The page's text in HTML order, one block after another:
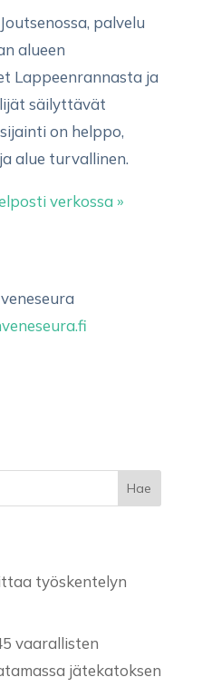
palvelu
alueen
Lappeenrannasta ja
säilyttävät
on helppo,
alue turvallinen.
verkossa »
työskentelyn
vaarallisten
jätekatoksen